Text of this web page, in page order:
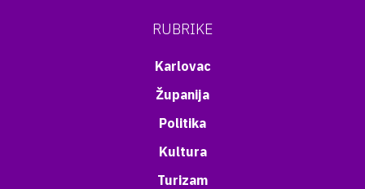
RUBRIKE
Karlovac
Županija
Politika
Kultura
Turizam